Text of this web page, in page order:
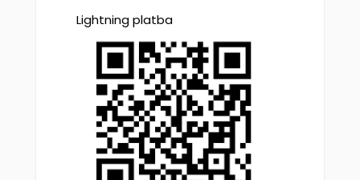
Lightning platba